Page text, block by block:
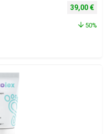
Izvorna
39,00 €
50%